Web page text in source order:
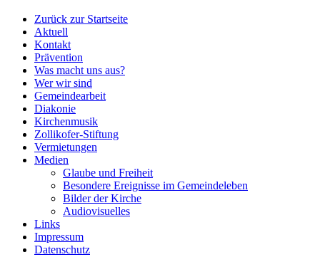
Zurück zur Startseite
Aktuell
Kontakt
Prävention
Was macht uns aus?
Wer wir sind
Gemeindearbeit
Diakonie
Kirchenmusik
Zollikofer-Stiftung
Vermietungen
Medien
Glaube und Freiheit
Besondere Ereignisse im Gemeindeleben
Bilder der Kirche
Audiovisuelles
Links
Impressum
Datenschutz